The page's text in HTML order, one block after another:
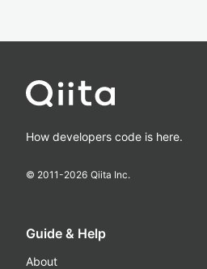
How developers code is here.
© 2011-2026 Qiita Inc.
Guide & Help
About